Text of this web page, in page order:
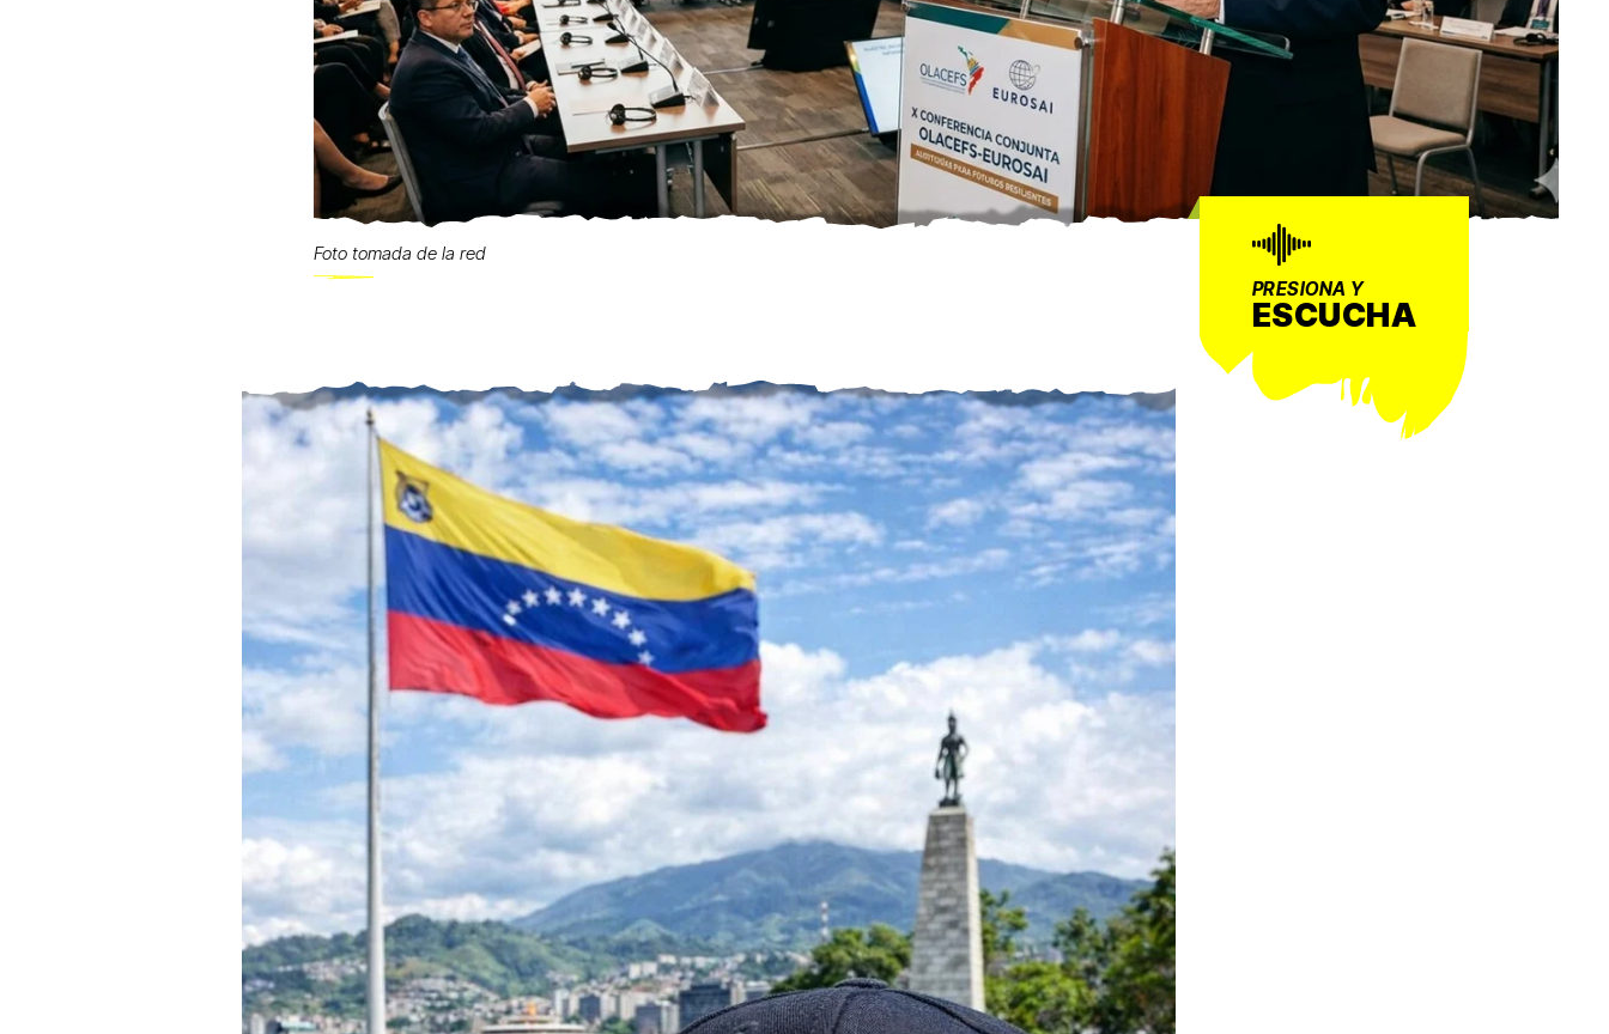
Foto tomada de la red
PRESIONA Y
ESCUCHA